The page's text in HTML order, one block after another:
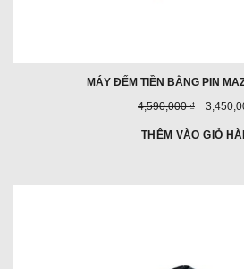
MÁY ĐẾM TIỀN BẰNG PIN
Giá
4,590,000 ₫
Giá
THÊM VÀO GIỎ